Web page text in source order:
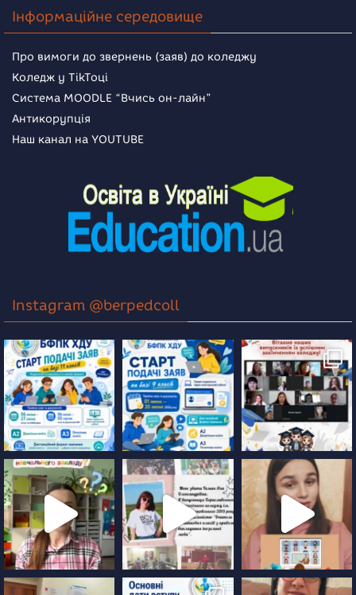
Інформаційне середовище
Про вимоги до звернень (заяв) до коледжу
Коледж у TikToці
Система MOODLE “Вчись он-лайн”
Антикорупція
Наш канал на YOUTUBE
Instagram @berpedcoll